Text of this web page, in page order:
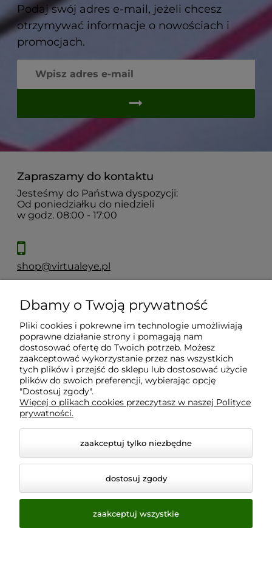
Podaj swój adres e-mail, jeżeli chcesz
otrzymywać informacje o nowościach i
promocjach.
Zapraszamy do kontaktu
Jesteśmy do Państwa dyspozycji:
Od poniedziałku do niedzieli
w godz. 08:00 - 17:00
shop@virtualeye.pl
Moje konto
Płatności i dostawa
Informacje
O nas
Dbamy o Twoją prywatność
Pliki cookies i pokrewne im technologie umożliwiają
poprawne działanie strony i pomagają nam
dostosować ofertę do Twoich potrzeb. Możesz
zaakceptować wykorzystanie przez nas wszystkich
tych plików i przejść do sklepu lub dostosować użycie
plików do swoich preferencji, wybierając opcję
"Dostosuj zgody".
Więcej o plikach cookies przeczytasz w naszej Polityce
prywatności.
zaakceptuj tylko niezbędne
dostosuj zgody
zaakceptuj wszystkie